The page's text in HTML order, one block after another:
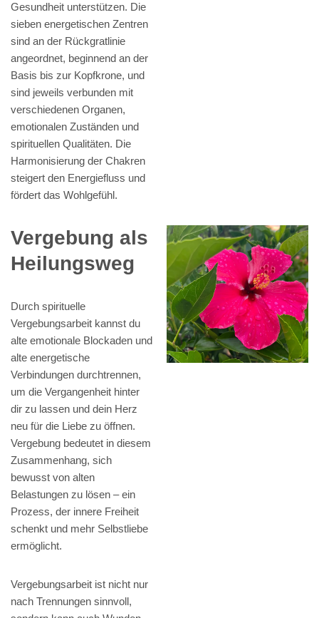
Gesundheit unterstützen. Die
sieben energetischen Zentren
sind an der Rückgratlinie
angeordnet, beginnend an der
Basis bis zur Kopfkrone, und
sind jeweils verbunden mit
verschiedenen Organen,
emotionalen Zuständen und
spirituellen Qualitäten. Die
Harmonisierung der Chakren
steigert den Energiefluss und
fördert das Wohlgefühl.
Vergebung als
Heilungsweg
Durch spirituelle
Vergebungsarbeit kannst du
alte emotionale Blockaden und
alte energetische
Verbindungen durchtrennen,
um die Vergangenheit hinter
dir zu lassen und dein Herz
neu für die Liebe zu öffnen.
Vergebung bedeutet in diesem
Zusammenhang, sich
bewusst von alten
Belastungen zu lösen – ein
Prozess, der innere Freiheit
schenkt und mehr Selbstliebe
ermöglicht.
Vergebungsarbeit ist nicht nur
nach Trennungen sinnvoll,